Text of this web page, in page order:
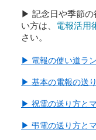
▶ 記念日や季節の
い方は、 電報活用
さい。
▶ 電報の使い道ラ
▶ 基本の電報の送
▶ 祝電の送り方と
▶ 弔電の送り方と